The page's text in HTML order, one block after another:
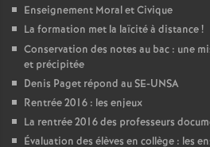
Enseignement Moral et Civique
La formation met la laïcité à distance!
Conservation des notes au bac : une
et précipitée
Denis Paget répond au SE-UNSA
Rentrée 2016 : les enjeux
La rentrée 2016 des professeurs
Évaluation des élèves en collège : les